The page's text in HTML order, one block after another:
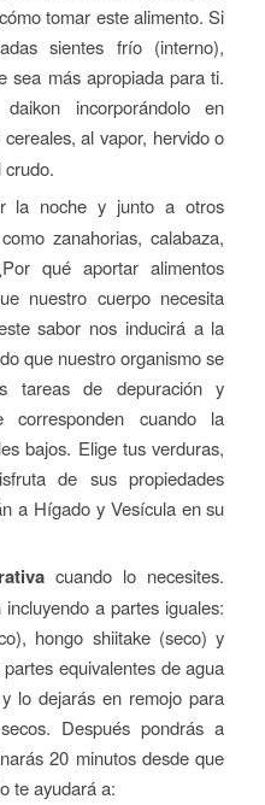
tomar este alimento. Si
sientes frío (interno),
sea más apropiada para ti.
incorporándolo en
al vapor, hervido o
la noche y junto a otros
zanahorias, calabaza,
qué aportar alimentos
nuestro cuerpo necesita
sabor nos inducirá a la
que nuestro organismo se
tareas de depuración y
corresponden cuando la
bajos. Elige tus verduras,
de sus propiedades
a Hígado y Vesícula en su
cuando lo necesites.
a partes iguales:
hongo shiitake (seco) y
equivalentes de agua
lo dejarás en remojo para
Después pondrás a
20 minutos desde que
te ayudará a: